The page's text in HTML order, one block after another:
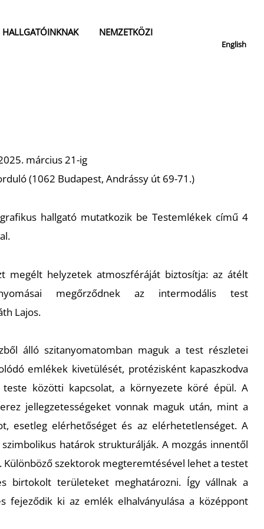
HALLGATÓINKNAK NEMZETKÖZI
English
március 21-ig
(1062 Budapest, Andrássy út 69-71.)
hallgató mutatkozik be Testemlékek című 4
megélt helyzetek atmoszféráját biztosítja: az átélt
megőrződnek az intermodális test
Lajos.
álló szitanyomatomban maguk a test részletei
emlékek kivetülését, protézisként kapaszkodva
teste közötti kapcsolat, a környezete köré épül. A
jellegzetességeket vonnak maguk után, mint a
esetleg elérhetőséget és az elérhetetlenséget. A
határok strukturálják. A mozgás innentől
Különböző szektorok megteremtésével lehet a testet
birtokolt területeket meghatározni. Így vállnak a
fejeződik ki az emlék elhalványulása a középpont